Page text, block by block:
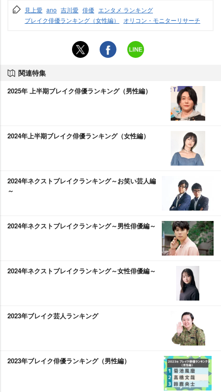
見上愛 ano 吉川愛 俳優 エンタメ ランキング
ブレイク俳優ランキング（女性編）
オリコン・モニターリサーチ
関連特集
2025年 上半期ブレイク俳優ランキング（男性編）
2024年上半期ブレイク俳優ランキング（女性編）
2024年ネクストブレイクランキング～お笑い芸人編
～
2024年ネクストブレイクランキング～男性俳優編～
2024年ネクストブレイクランキング～女性俳優編～
2023年ブレイク芸人ランキング
2023年ブレイク俳優ランキング（男性編）